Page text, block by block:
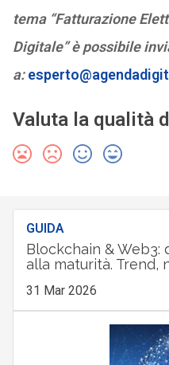
tema “Fatturazione
Digitale” è possibile
a:
Valuta la qualità
GUIDA
Blockchain & Web3:
alla maturità. Trend,
31 Mar 2026